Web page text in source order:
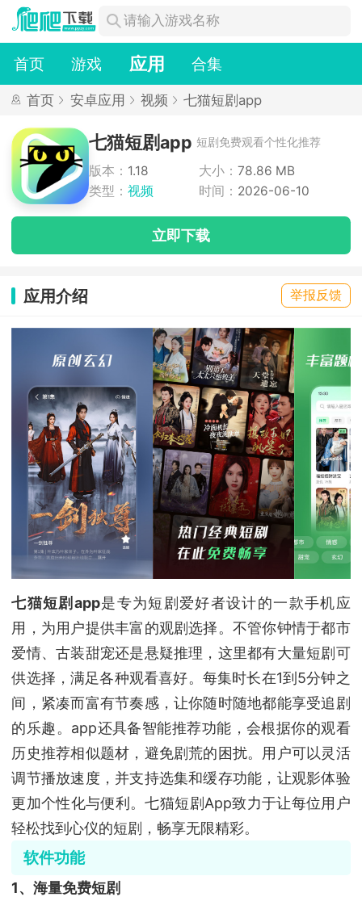
首页 游戏 应用 合集
首页 安卓应用 视频 七猫短剧app
七猫短剧app 短剧免费观看个性化推荐
版本： 1.18 大小： 78.86 MB
类型： 视频 时间： 2026-06-10
立即下载
应用介绍 举报反馈
七猫短剧app是专为短剧爱好者设计的一款手机应
用，为用户提供丰富的观剧选择。不管你钟情于都市
爱情、古装甜宠还是悬疑推理，这里都有大量短剧可
供选择，满足各种观看喜好。每集时长在1到5分钟之
间，紧凑而富有节奏感，让你随时随地都能享受追剧
的乐趣。app还具备智能推荐功能，会根据你的观看
历史推荐相似题材，避免剧荒的困扰。用户可以灵活
调节播放速度，并支持选集和缓存功能，让观影体验
更加个性化与便利。七猫短剧App致力于让每位用户
轻松找到心仪的短剧，畅享无限精彩。
软件功能
1、海量免费短剧